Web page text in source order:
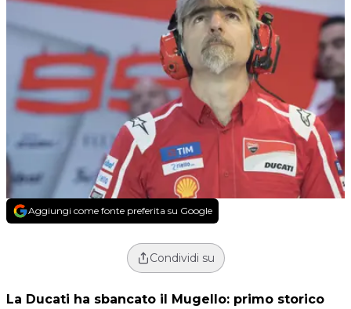
Aggiungi come fonte preferita su Google
Condividi su
La Ducati ha sbancato il Mugello: primo storico